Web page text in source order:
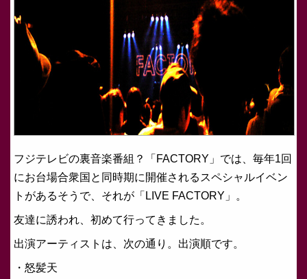
フジテレビの裏音楽番組？「FACTORY」では、毎年1回
にお台場合衆国と同時期に開催されるスペシャルイベン
トがあるそうで、それが「LIVE FACTORY」。
友達に誘われ、初めて行ってきました。
出演アーティストは、次の通り。出演順です。
・怒髪天